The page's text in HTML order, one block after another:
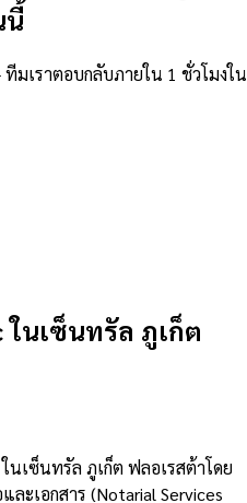
นี้
มเราตอบกลับภายใน 1 ชั่วโมงใน
ในเซ็นทรัล ภูเก็ต
นเซ็นทรัล ภูเก็ต ฟลอเรสต้าโดย
ะเอกสาร (Notarial Services